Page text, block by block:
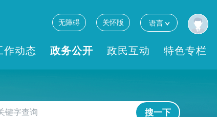
无障碍 关怀版 语言
作动态 政务公开 政民互动 特色专栏
搜一下